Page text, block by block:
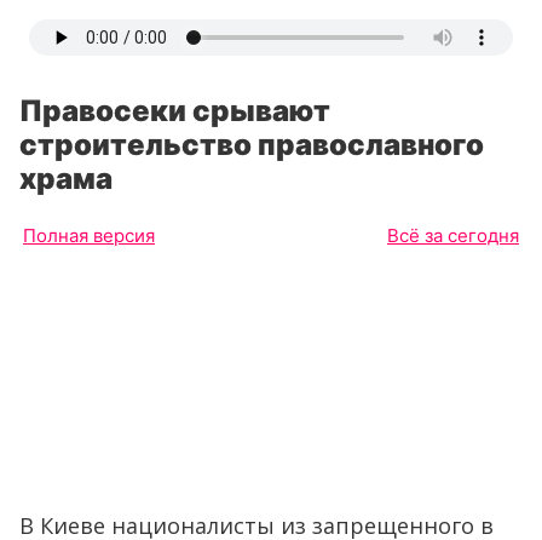
Правосеки срывают
строительство православного
храма
Полная версия Всё за сегодня
В Киеве националисты из запрещенного в